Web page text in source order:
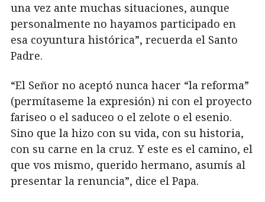
una vez ante muchas situaciones, aunque
personalmente no hayamos participado en
esa coyuntura histórica”, recuerda el Santo
Padre.
“El Señor no aceptó nunca hacer “la reforma”
(permítaseme la expresión) ni con el proyecto
fariseo o el saduceo o el zelote o el esenio.
Sino que la hizo con su vida, con su historia,
con su carne en la cruz. Y este es el camino, el
que vos mismo, querido hermano, asumís al
presentar la renuncia”, dice el Papa.